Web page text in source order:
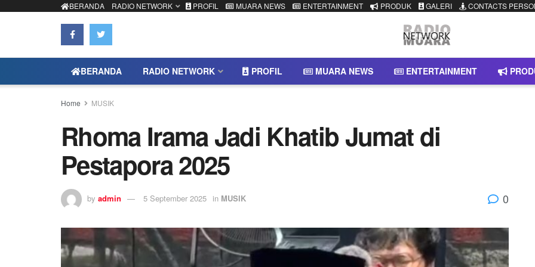
BERANDA RADIO NETWORK PROFIL MUARA NEWS ENTERTAINMENT PRODUK GALERI CONTACTS
BERANDA RADIO NETWORK PROFIL MUARA NEWS ENTERTAINMENT
Home MUSIK
Rhoma Irama Jadi Khatib Jumat di
Pestapora 2025
by admin 5 September 2025 in MUSIK 0